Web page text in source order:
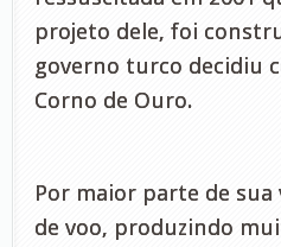
projeto dele, foi
governo turco decidiu
Corno de Ouro.
Por maior parte de
de voo, produzindo